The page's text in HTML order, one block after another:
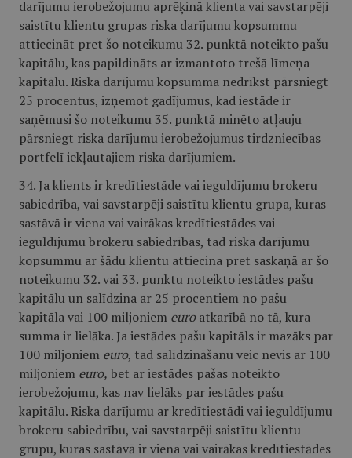
darījumu ierobežojumu aprēķinā klienta vai savstarpēji
saistītu klientu grupas riska darījumu kopsummu
attiecināt pret šo noteikumu 32. punktā noteikto pašu
kapitālu, kas papildināts ar izmantoto trešā līmeņa
kapitālu. Riska darījumu kopsumma nedrīkst pārsniegt
25 procentus, izņemot gadījumus, kad iestāde ir
saņēmusi šo noteikumu 35. punktā minēto atļauju
pārsniegt riska darījumu ierobežojumus tirdzniecības
portfelī iekļautajiem riska darījumiem.
34. Ja klients ir kredītiestāde vai ieguldījumu brokeru
sabiedrība, vai savstarpēji saistītu klientu grupa, kuras
sastāvā ir viena vai vairākas kredītiestādes vai
ieguldījumu brokeru sabiedrības, tad riska darījumu
kopsummu ar šādu klientu attiecina pret saskaņā ar šo
noteikumu 32. vai 33. punktu noteikto iestādes pašu
kapitālu un salīdzina ar 25 procentiem no pašu
kapitāla vai 100 miljoniem euroatkarībā no tā, kura
summa ir lielāka. Ja iestādes pašu kapitāls ir mazāks par
100 miljoniem euro, tad salīdzināšanu veic nevis ar 100
miljoniem euro, bet ar iestādes pašas noteikto
ierobežojumu, kas nav lielāks par iestādes pašu
kapitālu. Riska darījumu ar kredītiestādi vai ieguldījumu
brokeru sabiedrību, vai savstarpēji saistītu klientu
grupu, kuras sastāvā ir viena vai vairākas kredītiestādes